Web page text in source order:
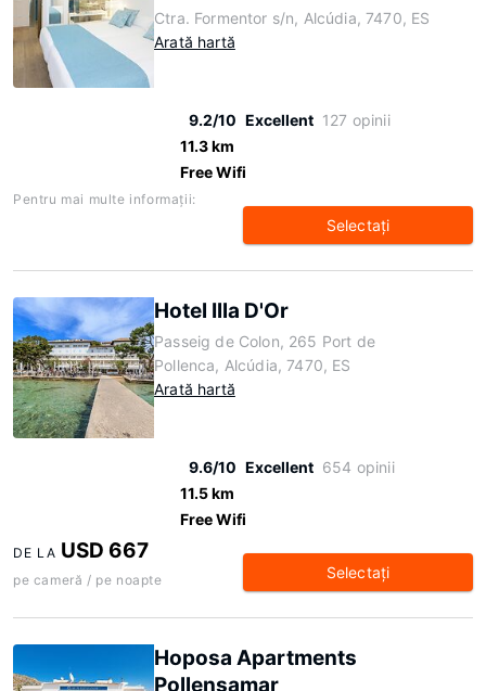
Ctra. Formentor s/n, Alcúdia, 7470, ES
Arată hartă
9.2/10 Excellent 127 opinii
11.3 km
Free Wifi
Pentru mai multe informaţii:
Selectaţi
Hotel Illa D'Or
Passeig de Colon, 265 Port de
Pollenca, Alcúdia, 7470, ES
Arată hartă
9.6/10 Excellent 654 opinii
11.5 km
Free Wifi
DE LA USD 667
pe cameră / pe noapte Selectaţi
Hoposa Apartments
Pollensamar